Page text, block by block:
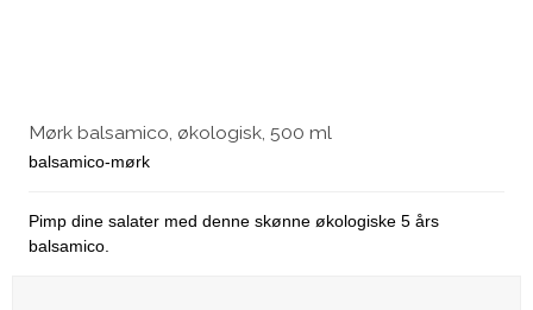
Mørk balsamico, økologisk, 500 ml
balsamico-mørk
Pimp dine salater med denne skønne økologiske 5 års
balsamico.